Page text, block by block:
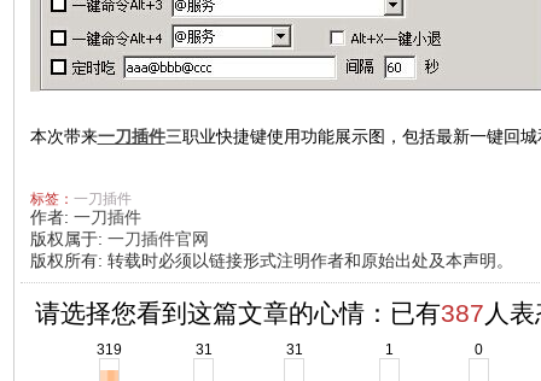
本次带来一刀插件三职业快捷键使用功能展示图，包括最新一键回
标签： 一刀插件
作者: 一刀插件
版权属于: 一刀插件官网
版权所有: 转载时必须以链接形式注明作者和原始出处及本声明。
请选择您看到这篇文章的心情：已有387 人
319 31 31 1 0